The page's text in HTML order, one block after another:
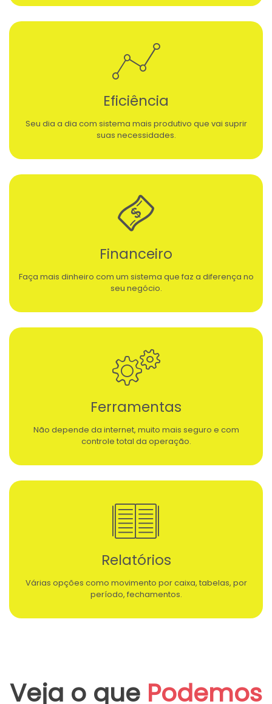
Eficiência
Seu dia a dia com sistema mais produtivo que vai suprir
suas necessidades.
Financeiro
Faça mais dinheiro com um sistema que faz a diferença no
seu negócio.
Ferramentas
Não depende da internet, muito mais seguro e com
controle total da operação.
Relatórios
Várias opções como movimento por caixa, tabelas, por
período, fechamentos.
Veja o que Podemos